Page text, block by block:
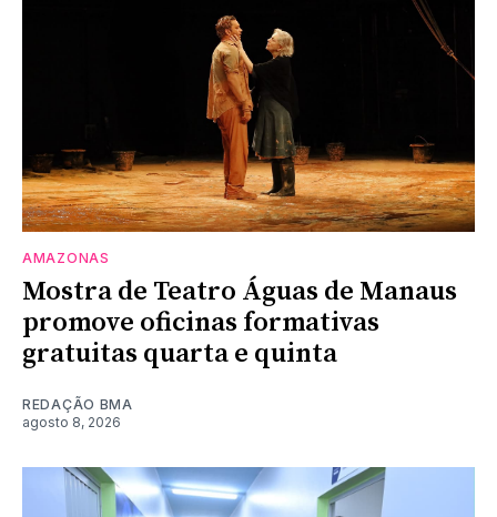
AMAZONAS
Mostra de Teatro Águas de Manaus
promove oficinas formativas
gratuitas quarta e quinta
REDAÇÃO BMA
agosto 8, 2026